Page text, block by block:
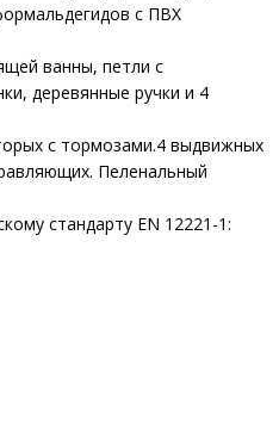
с ПВХ
ванны, петли с
деревянные ручки и 4
с тормозами.4 выдвижных
Пеленальный
стандарту EN 12221-1: